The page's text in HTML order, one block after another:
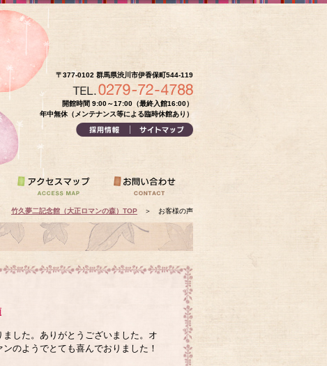
〒377-0102 群馬県渋川市伊香保町544-119
開館時間 9:00～17:00（最終入館16:00）
年中無休（メンテナンス等による臨時休館あり）
竹久夢二記念館（大正ロマンの森）TOP ＞ お客様の声
した。ありがとうございました。オ
のようでとても喜んでおりました！